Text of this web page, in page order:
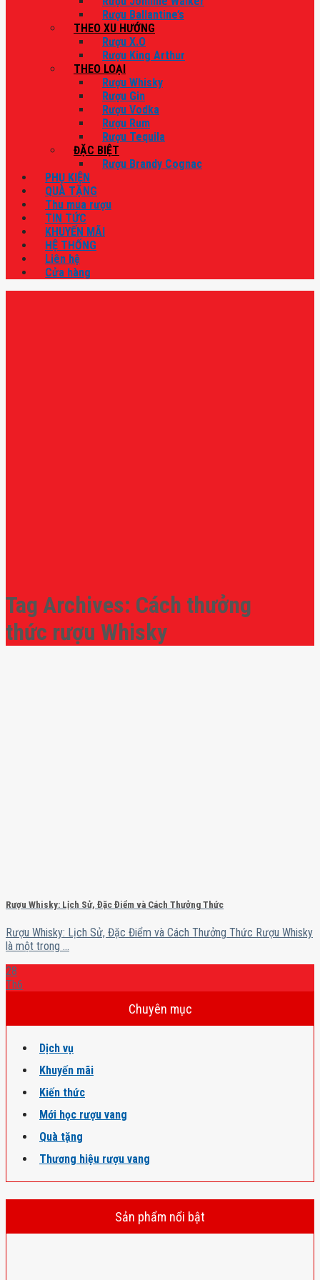
Rượu Ballantine’s
THEO XU HƯỚNG
Rượu X.O
Rượu King Arthur
THEO LOẠI
Rượu Whisky
Rượu Gin
Rượu Vodka
Rượu Rum
Rượu Tequila
ĐẶC BIỆT
Rượu Brandy Cognac
PHỤ KIỆN
QUÀ TẶNG
Thu mua rượu
TIN TỨC
KHUYẾN MÃI
HỆ THỐNG
Liên hệ
Cửa hàng
Tag Archives: Cách thưởng
thức rượu Whisky
Rượu Whisky: Lịch Sử, Đặc Điểm và Cách Thưởng Thức
Rượu Whisky: Lịch Sử, Đặc Điểm và Cách Thưởng Thức Rượu Whisky
là một trong ...
28
Th6
Chuyên mục
Dịch vụ
Khuyến mãi
Kiến thức
Mới học rượu vang
Quà tặng
Thương hiệu rượu vang
Sản phẩm nổi bật